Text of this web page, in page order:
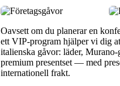
Oavsett om du planerar en
ett VIP-program hjälper vi dig
italienska gåvor: läder,
premium presentset — med
internationell frakt.